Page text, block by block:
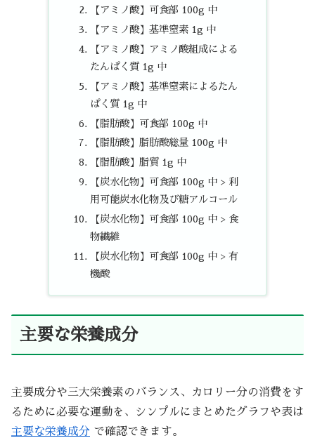
【アミノ酸】可食部 100g 中
【アミノ酸】基準窒素 1g 中
【アミノ酸】アミノ酸組成による
たんぱく質 1g 中
【アミノ酸】基準窒素によるたん
ぱく質 1g 中
【脂肪酸】可食部 100g 中
【脂肪酸】脂肪酸総量 100g 中
【脂肪酸】脂質 1g 中
【炭水化物】可食部 100g 中 > 利
用可能炭水化物及び糖アルコール
【炭水化物】可食部 100g 中 > 食
物繊維
【炭水化物】可食部 100g 中 > 有
機酸
主要な栄養成分
主要成分や三大栄養素のバランス、カロリー分の消費をす
るために必要な運動を、シンプルにまとめたグラフや表は
主要な栄養成分 で確認できます。